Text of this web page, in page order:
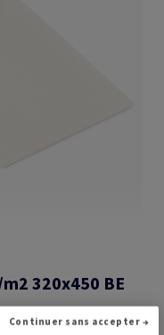
320x450 BE
Continuer sans accepter →